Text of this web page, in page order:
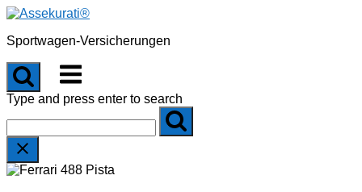
Skip
content
Sportwagen-Versicherungen
Menu
Type and press enter to search